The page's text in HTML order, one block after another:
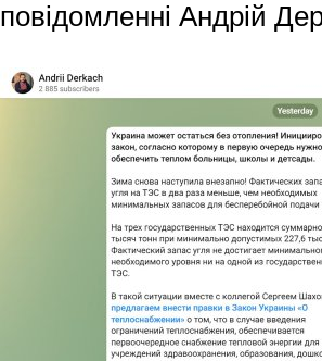
повідомленні Андрій